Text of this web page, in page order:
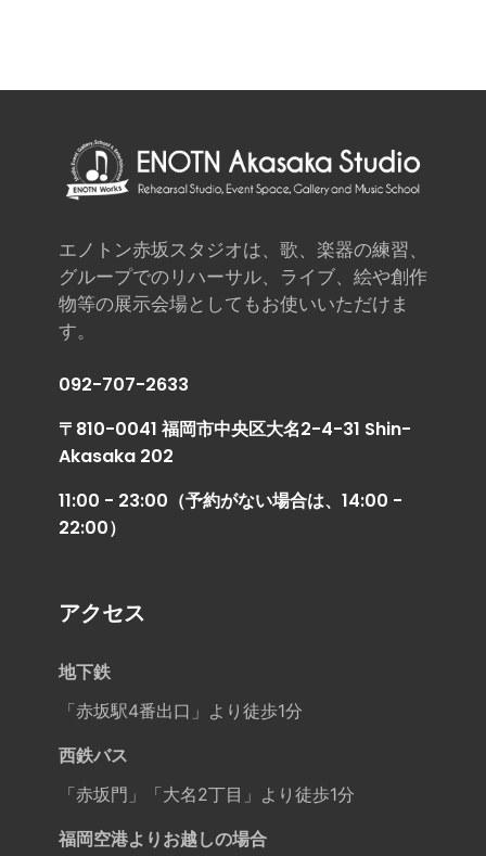
エノトン赤坂スタジオは、歌、楽器の練習、
グループでのリハーサル、ライブ、絵や創作
物等の展示会場としてもお使いいただけま
す。
092-707-2633
〒810-0041 福岡市中央区大名2-4-31 Shin-
Akasaka 202
11:00 - 23:00（予約がない場合は、14:00 -
22:00）
アクセス
地下鉄
「赤坂駅4番出口」より徒歩1分
西鉄バス
「赤坂門」「大名2丁目」より徒歩1分
福岡空港よりお越しの場合